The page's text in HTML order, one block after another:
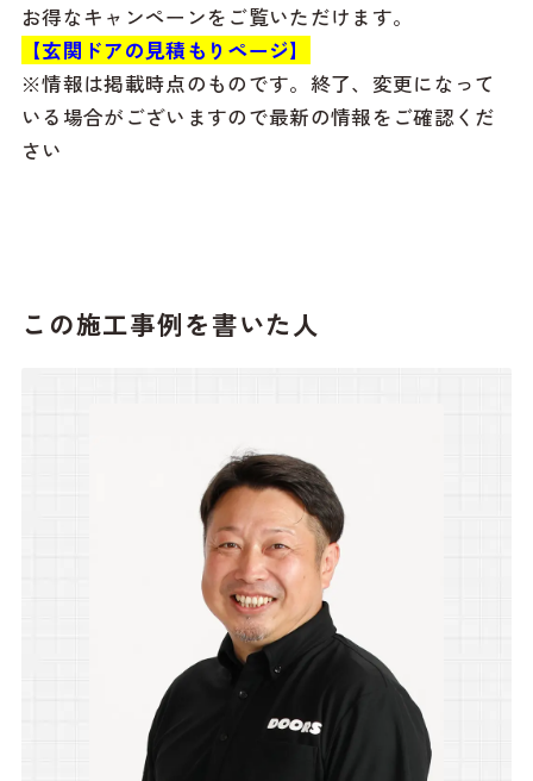
お得なキャンペーンをご覧いただけます。
【玄関ドアの見積もりページ】
※情報は掲載時点のものです。終了、変更になって
いる場合がございますので最新の情報をご確認くだ
さい
この施工事例を書いた人